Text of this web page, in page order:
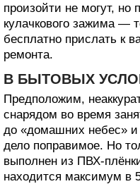
произойти не могут, но
кулачкового зажима —
бесплатно прислать к
ремонта.
В БЫТОВЫХ
Предположим,
снарядом во время
до «домашних небес»
дело поправимое. Но
выполнен из ПВХ-
находится максимум в